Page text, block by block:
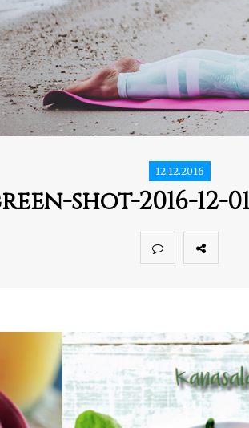
12.12.2016
shot-2016-12-